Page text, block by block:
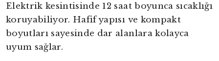
Elektrik kesintisinde 12 saat boyunca sıcaklığı
koruyabiliyor. Hafif yapısı ve kompakt
boyutları sayesinde dar alanlara kolayca
uyum sağlar.